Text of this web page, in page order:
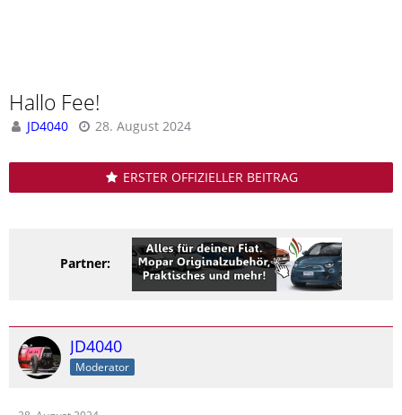
Hallo Fee!
JD4040 28. August 2024
ERSTER OFFIZIELLER BEITRAG
Partner:
JD4040
Moderator